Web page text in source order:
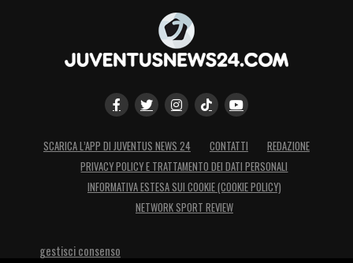
SCARICA L’APP DI JUVENTUS NEWS 24 CONTATTI
REDAZIONE
PRIVACY POLICY E TRATTAMENTO DEI DATI PERSONALI
INFORMATIVA ESTESA SUI COOKIE (COOKIE POLICY)
NETWORK SPORT REVIEW
gestisci consenso